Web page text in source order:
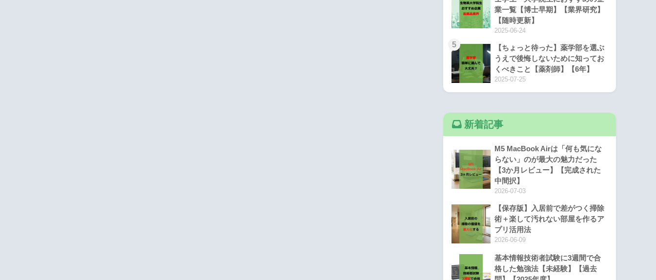
業一覧【博士早期】【業界研究】
【随時更新】
2025-06-24
5
【ちょっと待った】薬学部を選ぶ
うえで後悔しないために知ってお
くべきこと【薬剤師】【6年】
2025-07-25
新着記事
M5 MacBook Airは「何も気にな
らない」のが最大の魅力だった
【3か月レビュー】【完成された
中間択】
2026-07-03
【保存版】入居前で差がつく掃除
術＋楽して汚れない部屋を作るア
プリ活用法
2026-06-09
基本情報技術者試験に3週間で合
格した勉強法【未経験】【過去